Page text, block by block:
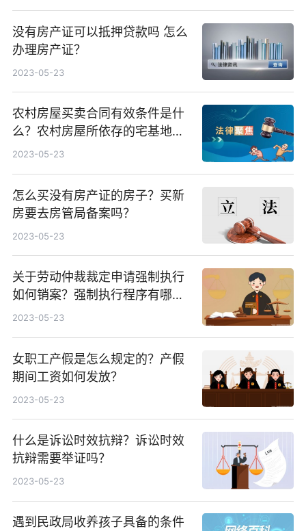
没有房产证可以抵押贷款吗 怎么
办理房产证？
2023-05-23
农村房屋买卖合同有效条件是什
么？农村房屋所依存的宅基地属
于农村集体成员所有吗？
2023-05-23
怎么买没有房产证的房子？买新
房要去房管局备案吗？
2023-05-23
关于劳动仲裁裁定申请强制执行
如何销案？强制执行程序有哪
些？
2023-05-23
女职工产假是怎么规定的？产假
期间工资如何发放？
2023-05-23
什么是诉讼时效抗辩？诉讼时效
抗辩需要举证吗？
2023-05-23
遇到民政局收养孩子具备的条件